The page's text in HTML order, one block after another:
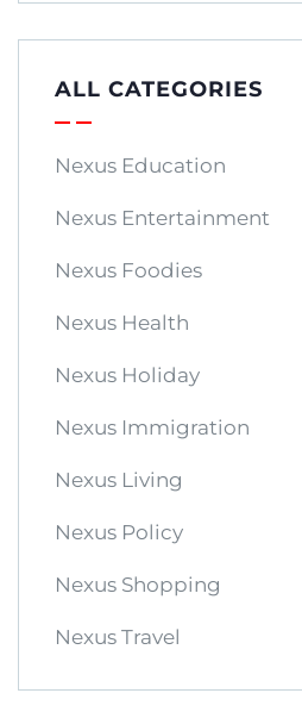
ALL CATEGORIES
Nexus Education
Nexus Entertainment
Nexus Foodies
Nexus Health
Nexus Holiday
Nexus Immigration
Nexus Living
Nexus Policy
Nexus Shopping
Nexus Travel